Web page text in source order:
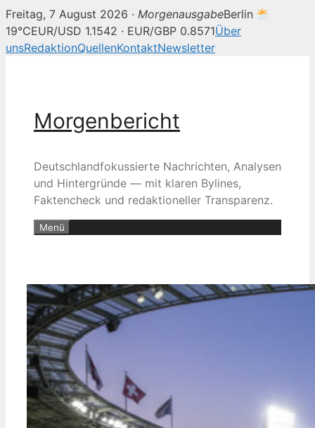
Freitag, 7 August 2026 · MorgenausgabeBerlin
19°CEUR/USD 1.1542 · EUR/GBP 0.8571Über
unsRedaktionQuellenKontaktNewsletter
Morgenbericht
Deutschlandfokussierte Nachrichten, Analysen
und Hintergründe — mit klaren Bylines,
Faktencheck und redaktioneller Transparenz.
Menü